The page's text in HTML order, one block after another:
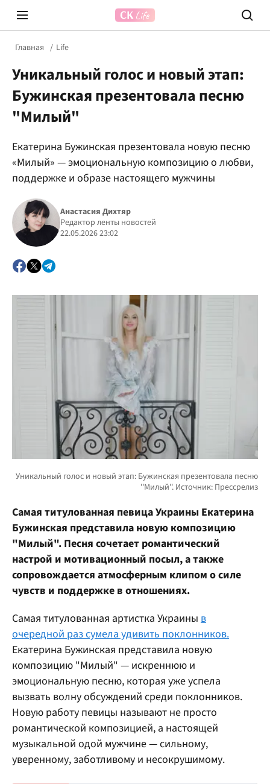
Prosecco Time
Главная Life
Уникальный голос и новый этап:
Бужинская презентовала песню
"Милый"
Екатерина Бужинская презентовала новую песню
«Милый» — эмоциональную композицию о любви,
поддержке и образе настоящего мужчины
Анастасия Дихтяр
Редактор ленты новостей
22.05.2026 23:02
Самая титулованная певица Украины Екатерина
Бужинская представила новую композицию
"Милый". Песня сочетает романтический
настрой и мотивационный посыл, а также
сопровождается атмосферным клипом о силе
чувств и поддержке в отношениях.
Самая титулованная артистка Украины в
очередной раз сумела удивить поклонников.
Екатерина Бужинская представила новую
композицию "Милый" — искреннюю и
эмоциональную песню, которая уже успела
вызвать волну обсуждений среди поклонников.
Новую работу певицы называют не просто
романтической композицией, а настоящей
музыкальной одой мужчине — сильному,
уверенному, заботливому и несокрушимому.